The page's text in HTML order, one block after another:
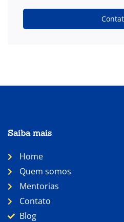
Saiba mais
Home
Quem somos
Mentorias
Contato
Blog